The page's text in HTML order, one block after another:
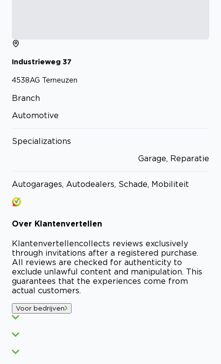
Industrieweg 37
4538AG Terneuzen
Branch
Automotive
Specializations
Garage, Reparatie
Autogarages, Autodealers, Schade, Mobiliteit
Over Klantenvertellen
Klantenvertellencollects reviews exclusively
through invitations after a registered purchase.
All reviews are checked for authenticity to
exclude unlawful content and manipulation. This
guarantees that the experiences come from
actual customers.
Voor bedrijven